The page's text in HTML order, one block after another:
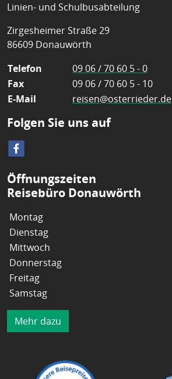
Linien- und Schulbusabteilung
Zirgesheimer Straße 29
86609 Donauwörth
Telefon
09 06 / 70 60 5 - 0
Fax
09 06 / 70 60 5 - 10
E-Mail
reisen@osterrieder.de
Folgen Sie uns auf
Öffnungszeiten
Reisebüro Donauwörth
Montag
Dienstag
Mittwoch
Donnerstag
Freitag
Samstag
Mehr dazu